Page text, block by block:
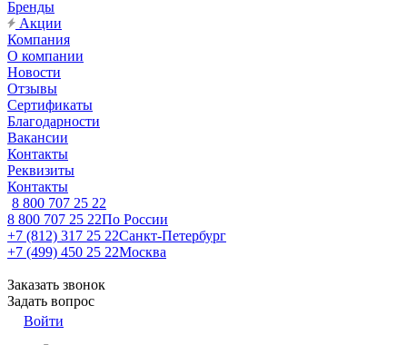
Бренды
Акции
Компания
О компании
Новости
Отзывы
Сертификаты
Благодарности
Вакансии
Контакты
Реквизиты
Контакты
8 800 707 25 22
8 800 707 25 22По России
+7 (812) 317 25 22Санкт-Петербург
+7 (499) 450 25 22Москва
Заказать звонок
Задать вопрос
Войти